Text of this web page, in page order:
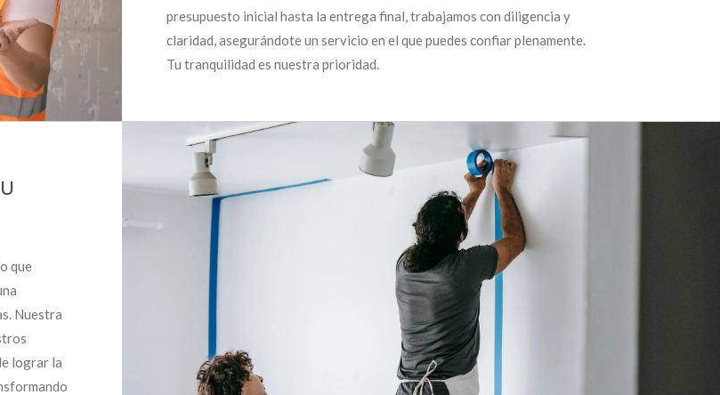
presupuesto inicial hasta la entrega final, trabajamos con diligencia y
claridad, asegurándote un servicio en el que puedes confiar plenamente.
Tu tranquilidad es nuestra prioridad.
que
Nuestra
lograr la